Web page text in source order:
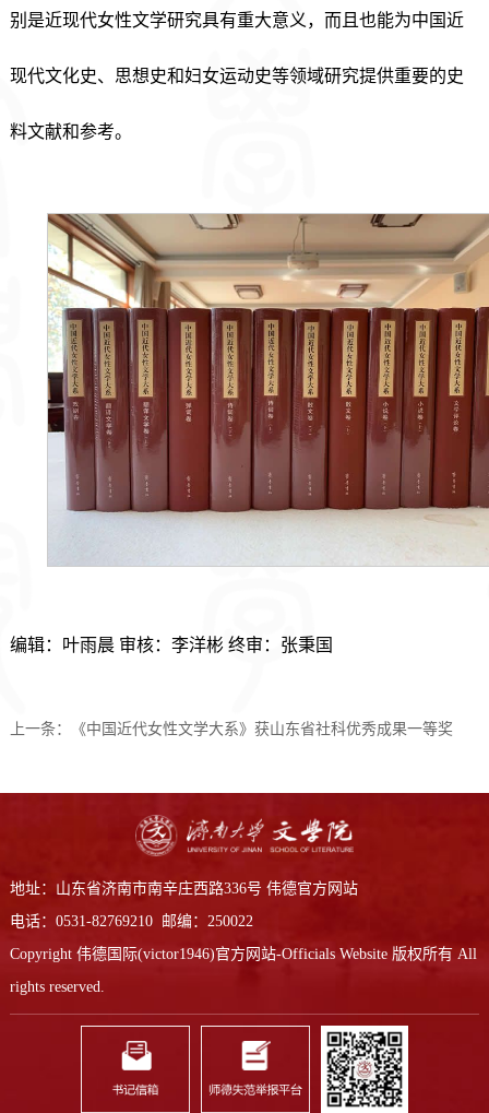
别是近现代女性文学研究具有重大意义，而且也能为中国近
现代文化史、思想史和妇女运动史等领域研究提供重要的史
料文献和参考。
编辑：叶雨晨 审核：李洋彬 终审：张秉国
上一条： 《中国近代女性文学大系》获山东省社科优秀成果一等奖
地址：山东省济南市南辛庄西路336号 伟德官方网站
电话：0531-82769210 邮编：250022
Copyright 伟德国际(victor1946)官方网站-Officials Website 版权所有 All
rights reserved.